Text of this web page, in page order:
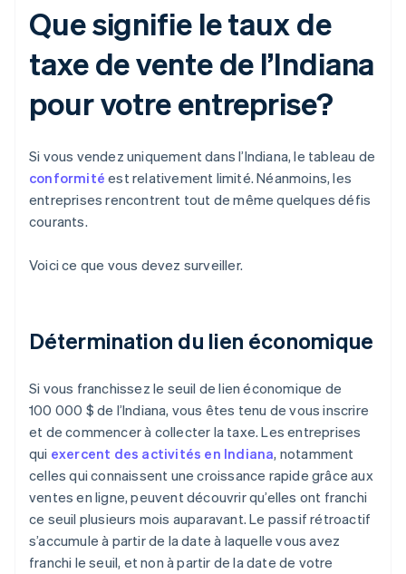
Que signifie le taux de
taxe de vente de l’Indiana
pour votre entreprise?
Si vous vendez uniquement dans l’Indiana, le tableau de
conformité est relativement limité. Néanmoins, les
entreprises rencontrent tout de même quelques défis
courants.
Voici ce que vous devez surveiller.
Détermination du lien économique
Si vous franchissez le seuil de lien économique de
100 000 $ de l’Indiana, vous êtes tenu de vous inscrire
et de commencer à collecter la taxe. Les entreprises
qui exercent des activités en Indiana, notamment
celles qui connaissent une croissance rapide grâce aux
ventes en ligne, peuvent découvrir qu’elles ont franchi
ce seuil plusieurs mois auparavant. Le passif rétroactif
s’accumule à partir de la date à laquelle vous avez
franchi le seuil, et non à partir de la date de votre